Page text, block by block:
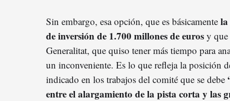
Sin embargo, esa opción, que es básicamente
de inversión de 1.700 millones de euros y que
Generalitat, que quiso tener más tiempo para
un inconveniente. Es lo que refleja la posición
indicado en los trabajos del comité que se debe
entre el alargamiento de la pista corta y las